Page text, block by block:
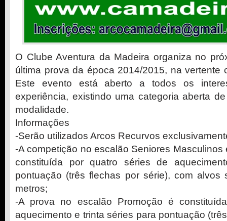
O Clube Aventura da Madeira organiza no
última prova da época 2014/2015, na vertente
Este evento está aberto a todos os
experiência, existindo uma categoria aberta
modalidade.
Informações
-Serão utilizados Arcos Recurvos
-A competição no escalão Seniores
constituída por quatro séries de
pontuação (três flechas por série), com alvos
metros;
-A prova no escalão Promoção é
aquecimento e trinta séries para pontuação